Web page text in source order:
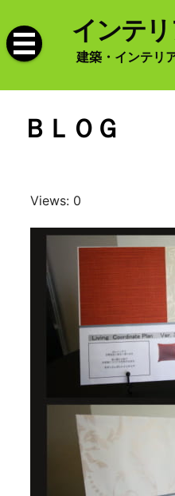
to
content
インテ
建築・インテリ
ＢＬＯＧ
Views: 0